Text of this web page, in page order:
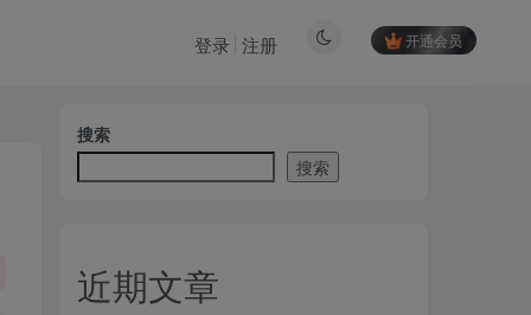
开通会员
登录 注册
搜索
搜索
近期文章